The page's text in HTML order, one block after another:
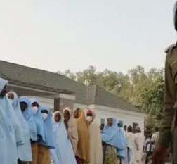
un contexte de
au Bénin. Avec la création
instaurer un nouvel
les mécanismes de